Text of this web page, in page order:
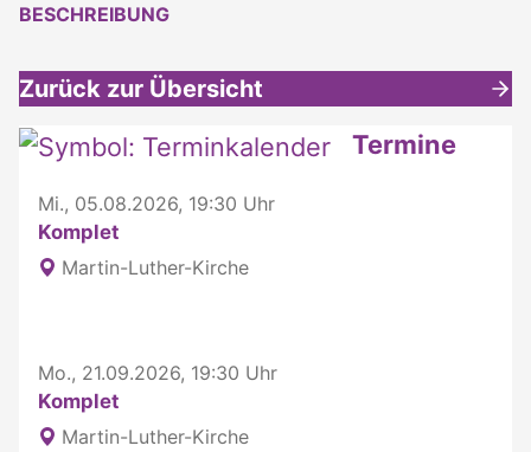
BESCHREIBUNG
Zurück zur Übersicht
Weitere interessante Inhalte Termine
Mi., 05.08.2026, 19:30 Uhr
Komplet
Martin-Luther-Kirche
Mo., 21.09.2026, 19:30 Uhr
Komplet
Martin-Luther-Kirche